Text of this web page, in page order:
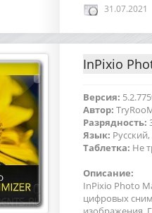
31.07.2021
InPixio
Версия:
Автор:
Разрядность:
Язык:
Таблетка: Не
Описание:
InPixio Photo
цифровых